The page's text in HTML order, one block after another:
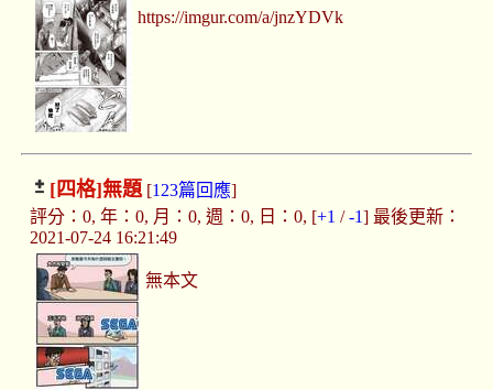
https://imgur.com/a/jnzYDVk
[四格]無題[123篇回應]
評分：0, 年：0, 月：0, 週：0, 日：0, [+1 /-1] 最後更新：
2021-07-24 16:21:49
無本文